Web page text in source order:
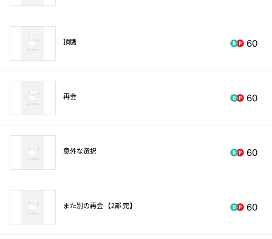
頂鷹 60
再会 60
意外な選択 60
また別の再会 【2部 完】 60